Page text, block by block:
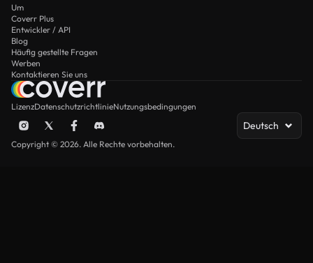
Um
Coverr Plus
Entwickler / API
Blog
Häufig gestellte Fragen
Werben
Kontaktieren Sie uns
LizenzDatenschutzrichtlinieNutzungsbedingungen
Deutsch
Copyright © 2026. Alle Rechte vorbehalten.